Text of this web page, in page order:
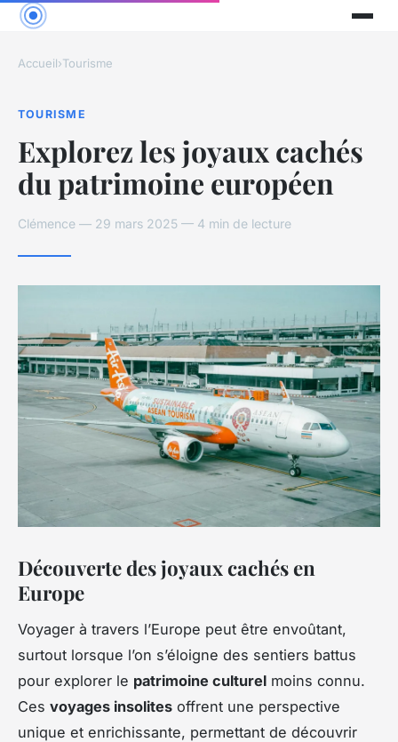
Accueil›Tourisme
TOURISME
Explorez les joyaux cachés
du patrimoine européen
Clémence — 29 mars 2025 — 4 min de lecture
Découverte des joyaux cachés en
Europe
Voyager à travers l’Europe peut être envoûtant,
surtout lorsque l’on s’éloigne des sentiers battus
pour explorer le patrimoine culturel moins connu.
Ces voyages insolites offrent une perspective
unique et enrichissante, permettant de découvrir